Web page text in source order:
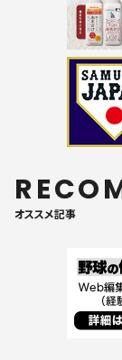
オススメ記事